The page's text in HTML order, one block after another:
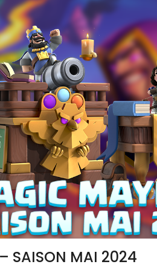
SAISON MAI 2024